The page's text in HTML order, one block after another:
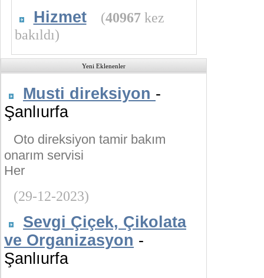
Hizmet (40967kez
bakıldı)
Yeni Eklenenler
Musti direksiyon -
Şanlıurfa
Oto direksiyon tamir bakım
onarım servisi
Her
(29-12-2023)
Sevgi Çiçek, Çikolata
ve Organizasyon -
Şanlıurfa